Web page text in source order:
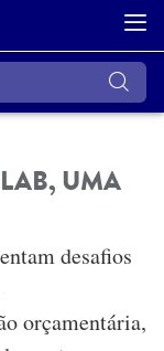
UMA
desafios
orçamentária,